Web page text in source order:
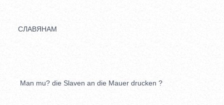
СЛАВЯНАМ
Man mu? die Slaven an die Mauer drucken ?